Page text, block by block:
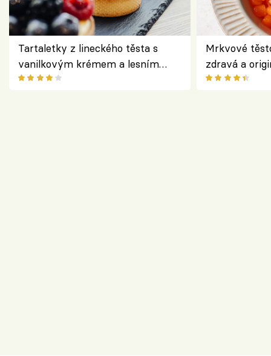
Tartaletky z lineckého těsta s
vanilkovým krémem a lesním
ovocem podle Bread Society
Mrkvové
zdravá a
klasiky